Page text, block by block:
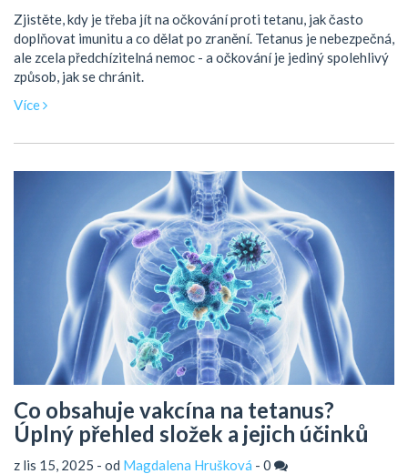
Zjistěte, kdy je třeba jít na očkování proti tetanu, jak často
doplňovat imunitu a co dělat po zranění. Tetanus je nebezpečná,
ale zcela předchízitelná nemoc - a očkování je jediný spolehlivý
způsob, jak se chránit.
Více
Co obsahuje vakcína na tetanus?
Úplný přehled složek a jejich účinků
z lis 15, 2025 - od Magdalena Hrušková - 0